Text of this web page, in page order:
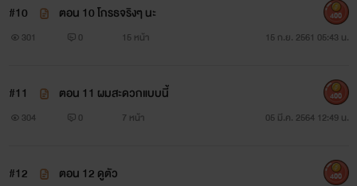
#10 ตอน 10 โกรธจริงๆ นะ
301 0 15 หน้า 15 ก.ย. 2561 05:43 น.
400
#11 ตอน 11 ผมสะดวกแบบนี้
304 0 7 หน้า 05 มี.ค. 2564 12:49 น.
400
#12 ตอน 12 ดูตัว 400